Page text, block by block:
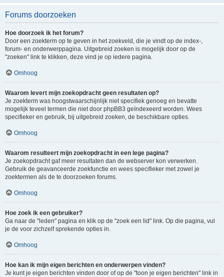
Forums doorzoeken
Hoe doorzoek ik het forum?
Door een zoekterm op te geven in het zoekveld, die je vindt op de index-,
forum- en onderwerppagina. Uitgebreid zoeken is mogelijk door op de
"zoeken" link te klikken, deze vind je op iedere pagina.
Omhoog
Waarom levert mijn zoekopdracht geen resultaten op?
Je zoekterm was hoogstwaarschijnlijk niet specifiek genoeg en bevatte
mogelijk teveel termen die niet door phpBB3 geïndexeerd worden. Wees
specifieker en gebruik, bij uitgebreid zoeken, de beschikbare opties.
Omhoog
Waarom resulteert mijn zoekopdracht in een lege pagina?
Je zoekopdracht gaf meer resultaten dan de webserver kon verwerken.
Gebruik de geavanceerde zoekfunctie en wees specifieker met zowel je
zoektermen als de te doorzoeken forums.
Omhoog
Hoe zoek ik een gebruiker?
Ga naar de "leden" pagina en klik op de "zoek een lid" link. Op die pagina, vul
je de voor zichzelf sprekende opties in.
Omhoog
Hoe kan ik mijn eigen berichten en onderwerpen vinden?
Je kunt je eigen berichten vinden door of op de "toon je eigen berichten" link in